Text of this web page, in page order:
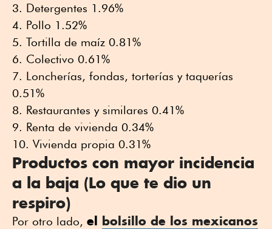
Detergentes 1.96%
Pollo 1.52%
Tortilla de maíz 0.81%
Colectivo 0.61%
Loncherías, fondas, torterías y taquerías
0.51%
Restaurantes y similares 0.41%
Renta de vivienda 0.34%
Vivienda propia 0.31%
Productos con mayor incidencia
a la baja (Lo que te dio un
respiro)
Por otro lado, el bolsillo de los mexicanos